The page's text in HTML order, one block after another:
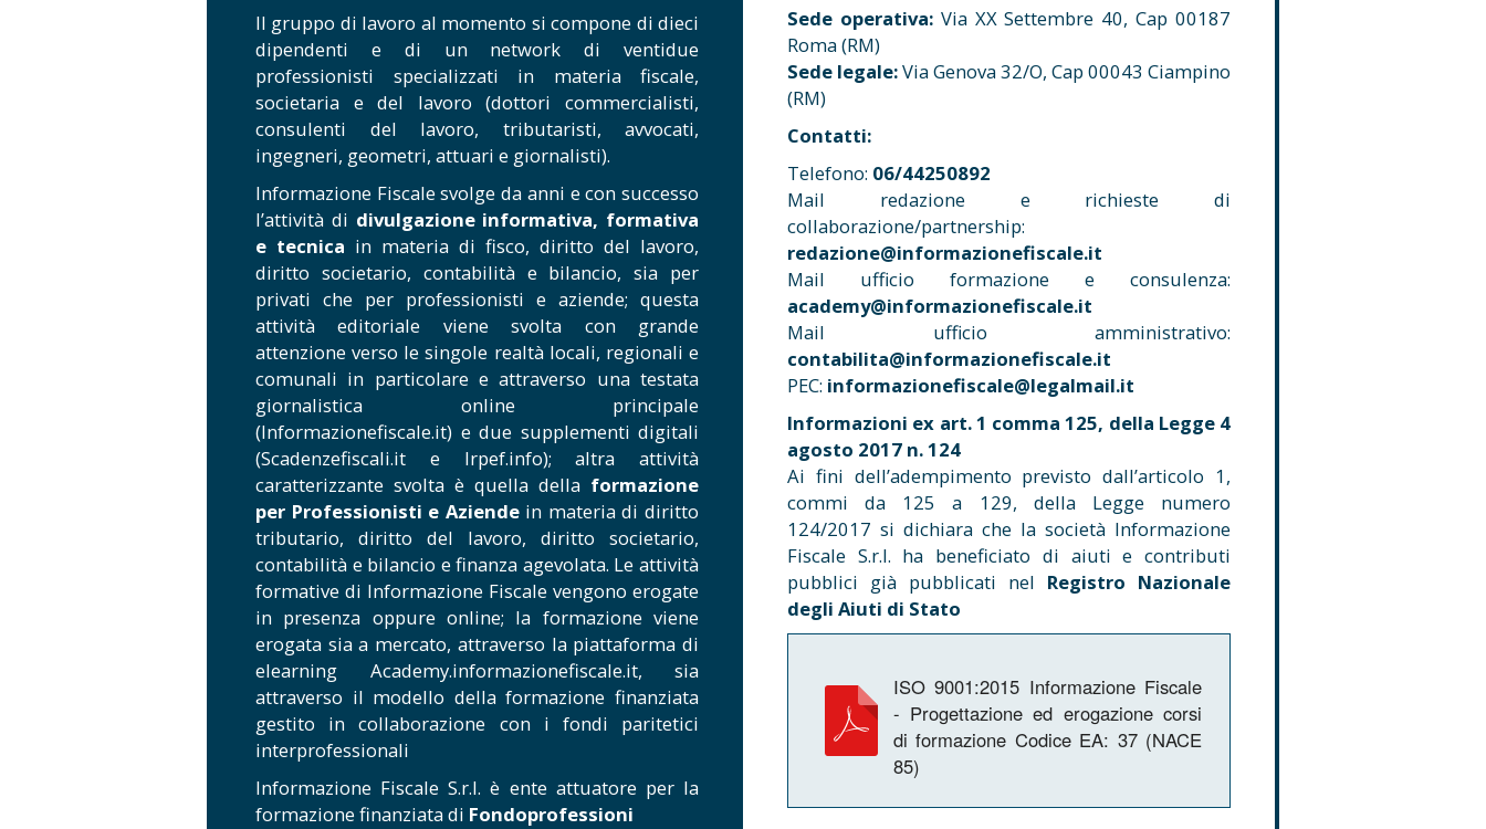
Il gruppo di lavoro al momento si compone di dieci
dipendenti e di un network di ventidue
professionisti specializzati in materia fiscale,
societaria e del lavoro (dottori commercialisti,
consulenti del lavoro, tributaristi, avvocati,
ingegneri, geometri, attuari e giornalisti).
Informazione Fiscale svolge da anni e con successo
l’attività di divulgazione informativa, formativa
e tecnica in materia di fisco, diritto del lavoro,
diritto societario, contabilità e bilancio, sia per
privati che per professionisti e aziende; questa
attività editoriale viene svolta con grande
attenzione verso le singole realtà locali, regionali e
comunali in particolare e attraverso una testata
giornalistica online principale
(Informazionefiscale.it) e due supplementi digitali
(Scadenzefiscali.it e Irpef.info); altra attività
caratterizzante svolta è quella della formazione
per Professionisti e Aziendein materia di diritto
tributario, diritto del lavoro, diritto societario,
contabilità e bilancio e finanza agevolata. Le attività
formative di Informazione Fiscale vengono erogate
in presenza oppure online; la formazione viene
erogata sia a mercato, attraverso la piattaforma di
elearning Academy.informazionefiscale.it, sia
attraverso il modello della formazione finanziata
gestito in collaborazione con i fondi paritetici
interprofessionali
Informazione Fiscale S.r.l. è ente attuatore per la
formazione finanziata di Fondoprofessioni
Sede operativa:Via XX Settembre 40, Cap 00187
Roma (RM)
Sede legale:Via Genova 32/O, Cap 00043 Ciampino
(RM)
Contatti:
Telefono: 06/44250892
Mail redazione e richieste di
collaborazione/partnership:
redazione@informazionefiscale.it
Mail ufficio formazione e consulenza:
academy@informazionefiscale.it
Mail ufficio amministrativo:
contabilita@informazionefiscale.it
PEC: informazionefiscale@legalmail.it
Informazioni ex art. 1 comma 125, della Legge 4
agosto 2017 n. 124
Ai fini dell’adempimento previsto dall’articolo 1,
commi da 125 a 129, della Legge numero
124/2017 si dichiara che la società Informazione
Fiscale S.r.l. ha beneficiato di aiuti e contributi
pubblici già pubblicati nel Registro Nazionale
degli Aiuti di Stato
ISO 9001:2015 Informazione Fiscale
- Progettazione ed erogazione corsi
di formazione Codice EA: 37 (NACE
85)